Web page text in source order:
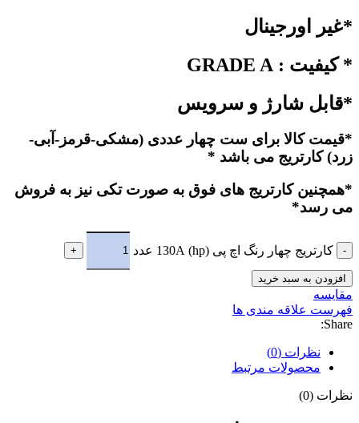
*غیر اورجینال
* کیفیت : GRADE A
*قابل شارژ و سرویس
*قیمت کالا برای ست چهار عددی (مشکی-قرمز-آبی-
زرد) کارتریج می باشد *
*همچنین کارتریج های فوق به صورت تکی نیز به فروش
می رسد*
کارتریج چهار رنگ اچ پی (hp) 130A عدد
افزودن به سبد خرید
مقایسه
فهرست علاقه مندی ها
Share:
نظرات (0)
محصولات مرتبط
نظرات (0)